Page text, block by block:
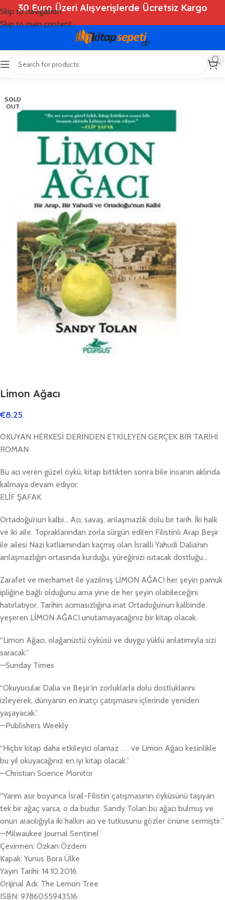
Skip to navigation
Skip to main content
30 Euro Üzeri Alışverişlerde Ücretsiz Kargo
Ana Sayfa Shop
SOLD
OUT
Limon Ağacı
€8.25
OKUYAN HERKESİ DERİNDEN ETKİLEYEN GERÇEK BİR TARİHİ
ROMAN
Bu acı veren güzel öykü, kitap bittikten sonra bile insanın aklında
kalmaya devam ediyor.
ELİF ŞAFAK
Ortadoğu’nun kalbi… Acı, savaş, anlaşmazlık dolu bir tarih. İki halk
ve iki aile. Topraklarından zorla sürgün edilen Filistinli Arap Beşir
ile ailesi Nazi katliamından kaçmış olan İsrailli Yahudi Dalia’nın
anlaşmazlığın ortasında kurduğu, yüreğinizi ısıtacak dostluğu…
Zarafet ve merhamet ile yazılmış LİMON AĞACI her şeyin pamuk
ipliğine bağlı olduğunu ama yine de her şeyin olabileceğini
hatırlatıyor. Tarihin acımasızlığına inat Ortadoğu’nun kalbinde
yeşeren LİMON AĞACI unutamayacağınız bir kitap olacak.
“Limon Ağacı, olağanüstü öyküsü ve duygu yüklü anlatımıyla sizi
saracak.”
—Sunday Times
“Okuyucular Dalia ve Beşir’in zorluklarla dolu dostluklarını
izleyerek, dünyanın en inatçı çatışmasını içlerinde yeniden
yaşayacak.”
—Publishers Weekly
“Hiçbir kitap daha etkileyici olamaz . . . ve Limon Ağacı kesinlikle
bu yıl okuyacağınız en iyi kitap olacak.”
—Christian Science Monitor
“Yarım asır boyunca İsrail-Filistin çatışmasının öyküsünü taşıyan
tek bir ağaç varsa, o da budur. Sandy Tolan bu ağacı bulmuş ve
onun aracılığıyla iki halkın acı ve tutkusunu gözler önüne sermiştir.”
—Milwaukee Journal Sentinel
Çevirmen: Özkan Özdem
Kapak: Yunus Bora Ülke
Yayın Tarihi: 14.10.2016
Orijinal Adı: The Lemon Tree
ISBN: 9786055943516